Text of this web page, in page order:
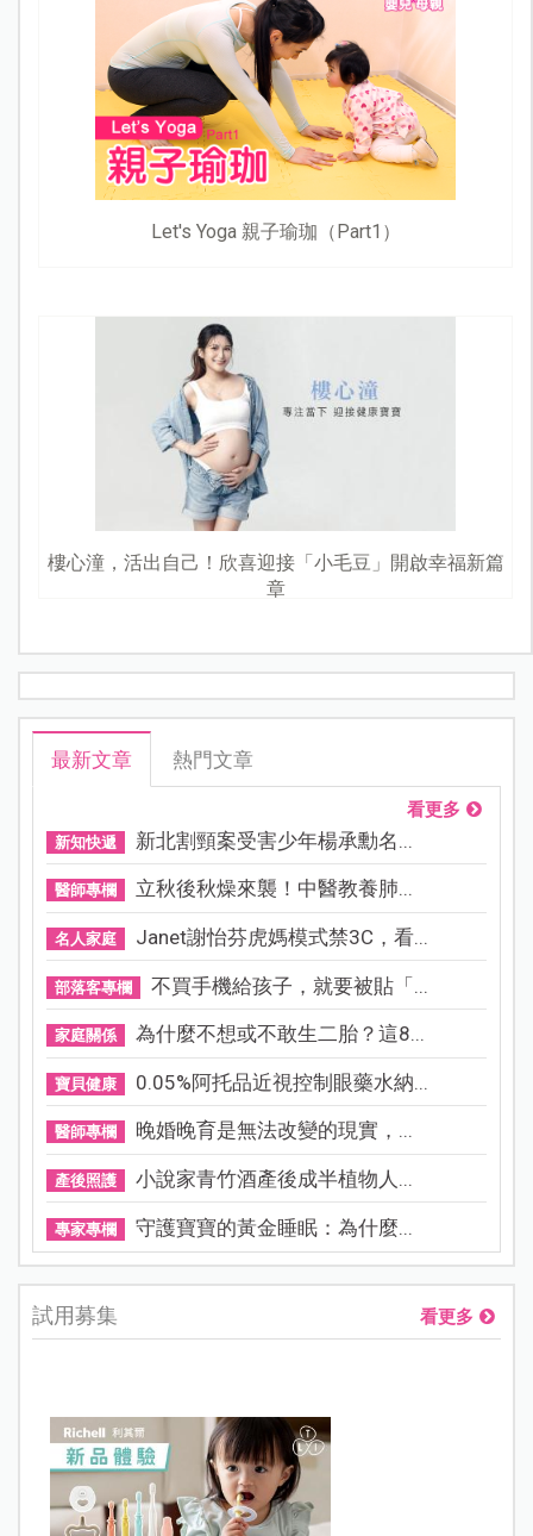
Let's Yoga 親子瑜珈（Part1）
樓心潼，活出自己！欣喜迎接「小毛豆」開啟幸福新篇
章
最新文章 熱門文章
看更多
新知快遞 新北割頸案受害少年楊承勳名...
醫師專欄 立秋後秋燥來襲！中醫教養肺...
名人家庭 Janet謝怡芬虎媽模式禁3C，看...
部落客專欄 不買手機給孩子，就要被貼「...
家庭關係 為什麼不想或不敢生二胎？這8...
寶貝健康 0.05%阿托品近視控制眼藥水納...
醫師專欄 晚婚晚育是無法改變的現實，...
產後照護 小說家青竹酒產後成半植物人...
專家專欄 守護寶寶的黃金睡眠：為什麼...
試用募集 看更多